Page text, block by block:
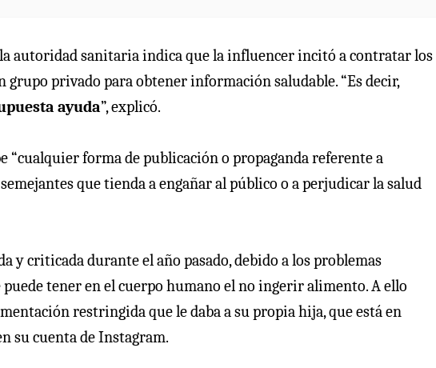
autoridad sanitaria indica que la influencer incitó a contratar los
privado para obtener información saludable. “Es decir,
ayuda”, explicó.
“cualquier forma de publicación o propaganda referente a
que tienda a engañar al público o a perjudicar la salud
y criticada durante el año pasado, debido a los problemas
tener en el cuerpo humano el no ingerir alimento. A ello
restringida que le daba a su propia hija, que está en
su cuenta de Instagram.